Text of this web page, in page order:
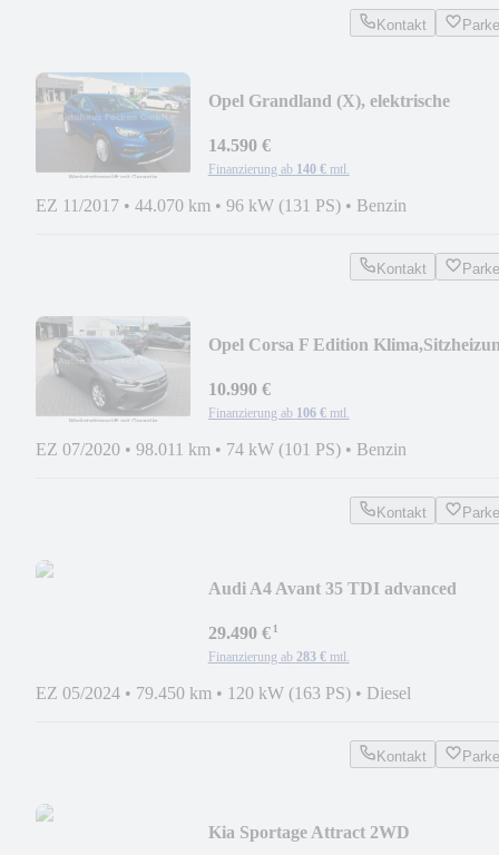
Kontakt
Opel Grandland (X), elektrische
14.590 €
Finanzierung ab 140 € mtl.
EZ 11/2017 • 44.070 km • 96 kW (131 PS) • Benzin
Kontakt
Opel Corsa F Edition
10.990 €
Finanzierung ab 106 € mtl.
EZ 07/2020 • 98.011 km • 74 kW (101 PS) • Benzin
Kontakt
Audi A4 Avant 35 TDI advanced
29.490 €¹
Finanzierung ab 283 € mtl.
EZ 05/2024 • 79.450 km • 120 kW (163 PS) • Diesel
Kontakt
Kia Sportage Attract 2WD